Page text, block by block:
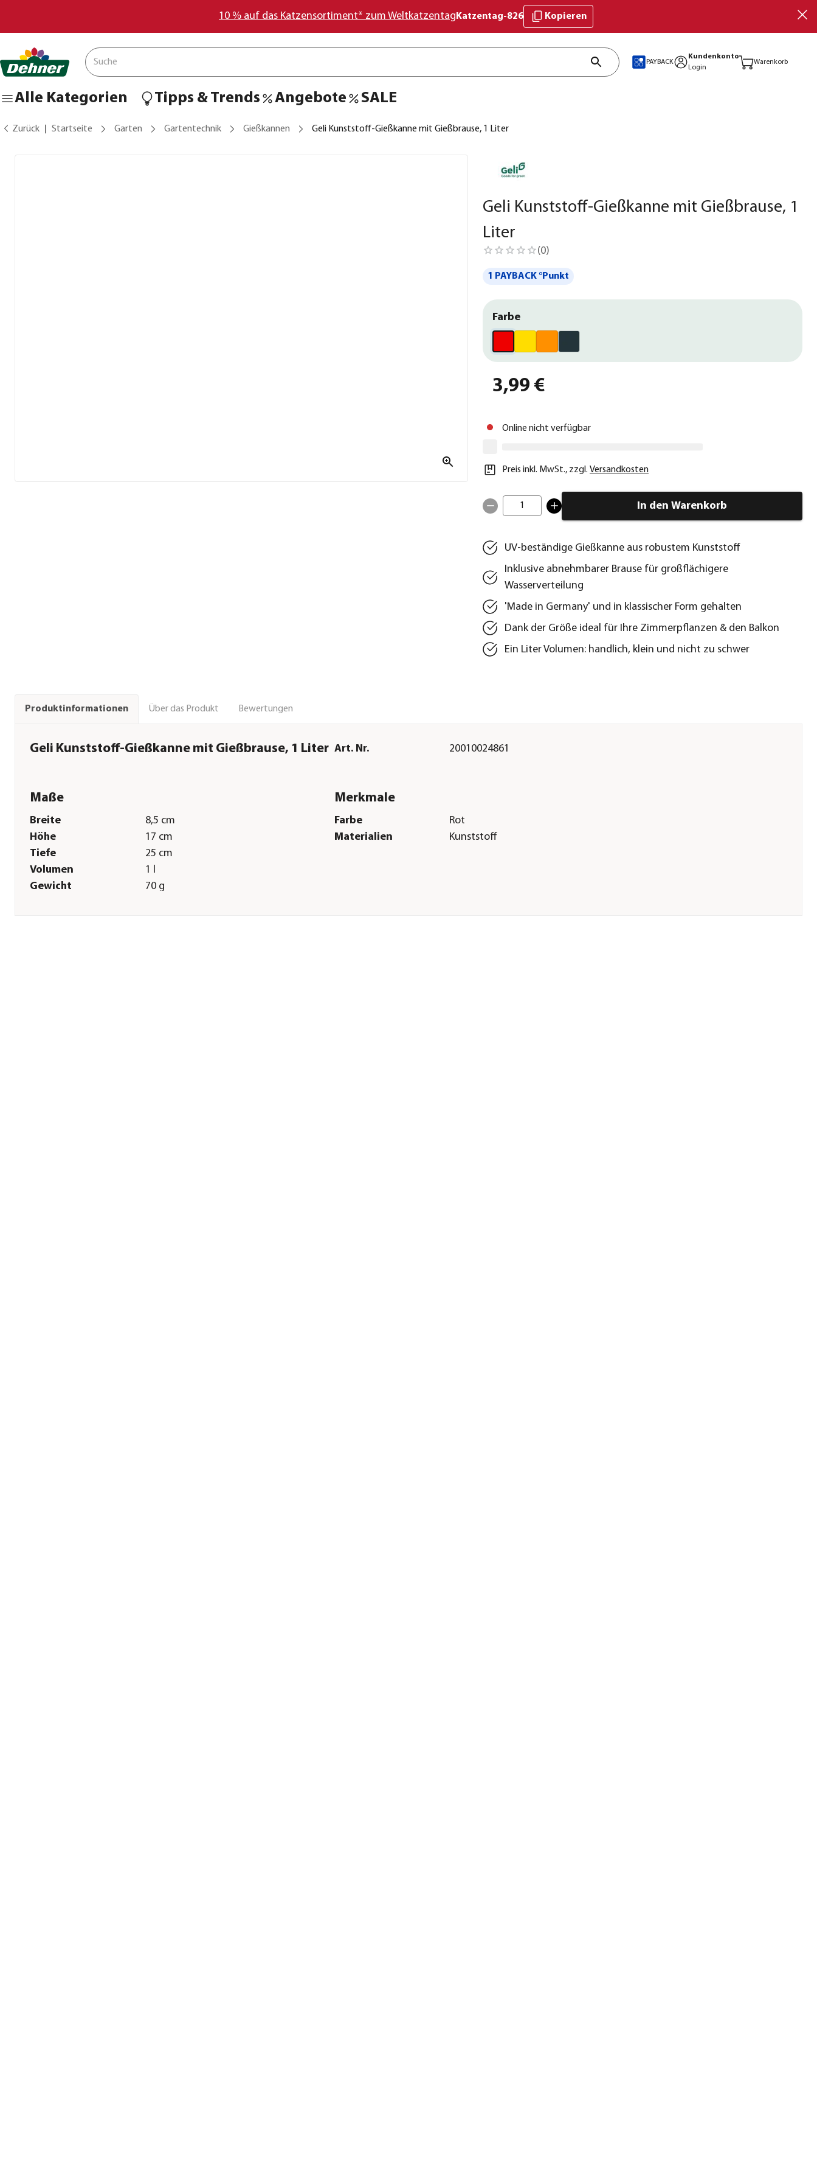
10 % auf das Katzensortiment* zum Weltkatzentag Katzentag-826 Kopieren
PAYBACK
Kundenkonto
Login
Warenkorb
Alle Kategorien Tipps & Trends Angebote SALE
Zurück Startseite Garten Gartentechnik Gießkannen Geli Kunststoff-Gießkanne mit Gießbrause, 1 Liter
Geli Kunststoff-Gießkanne mit Gießbrause, 1
Liter
(0)
1 PAYBACK °Punkt
Farbe
3,99 €
Online nicht verfügbar
Preis inkl. MwSt., zzgl. Versandkosten
1 In den Warenkorb
UV-beständige Gießkanne aus robustem Kunststoff
Inklusive abnehmbarer Brause für großflächigere
Wasserverteilung
'Made in Germany' und in klassischer Form gehalten
Dank der Größe ideal für Ihre Zimmerpflanzen & den Balkon
Ein Liter Volumen: handlich, klein und nicht zu schwer
Produktinformationen Über das Produkt Bewertungen
Geli Kunststoff-Gießkanne mit Gießbrause, 1 Liter Art. Nr. 20010024861
Maße
Breite
8,5 cm
Höhe
17 cm
Tiefe
25 cm
Volumen
1 l
Gewicht
70 g
Merkmale
Farbe
Rot
Materialien
Kunststoff